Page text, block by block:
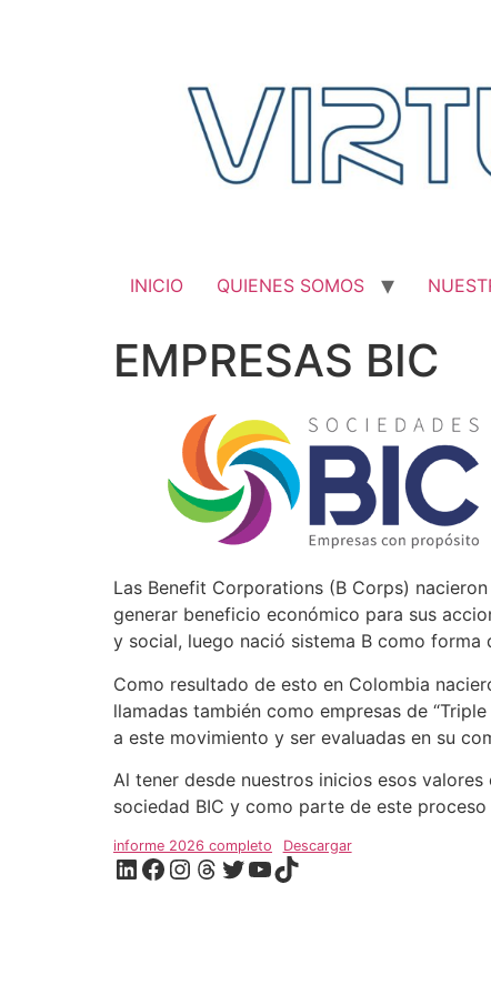
INICIO QUIENES SOMOS
EMPRESAS BIC
Las Benefit Corporations (B Corps)
generar beneficio económico para sus
y social, luego nació sistema B como
Como resultado de esto en Colombia
llamadas también como empresas de
a este movimiento y ser evaluadas en su
Al tener desde nuestros inicios esos
sociedad BIC y como parte de este
informe 2026 completo Descargar
LinkedIn
Facebook
Instagram
Hilos
Twitter
YouTube
TikTok